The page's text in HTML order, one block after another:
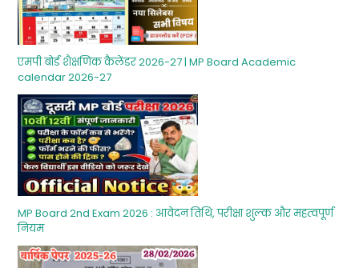
एमपी बोर्ड शैक्षणिक कैलेंडर 2026-27 | MP Board Academic
calendar 2026-27
MP Board 2nd Exam 2026 : आवेदन तिथि, परीक्षा शुल्‍क और महत्‍वपूर्ण
नियम